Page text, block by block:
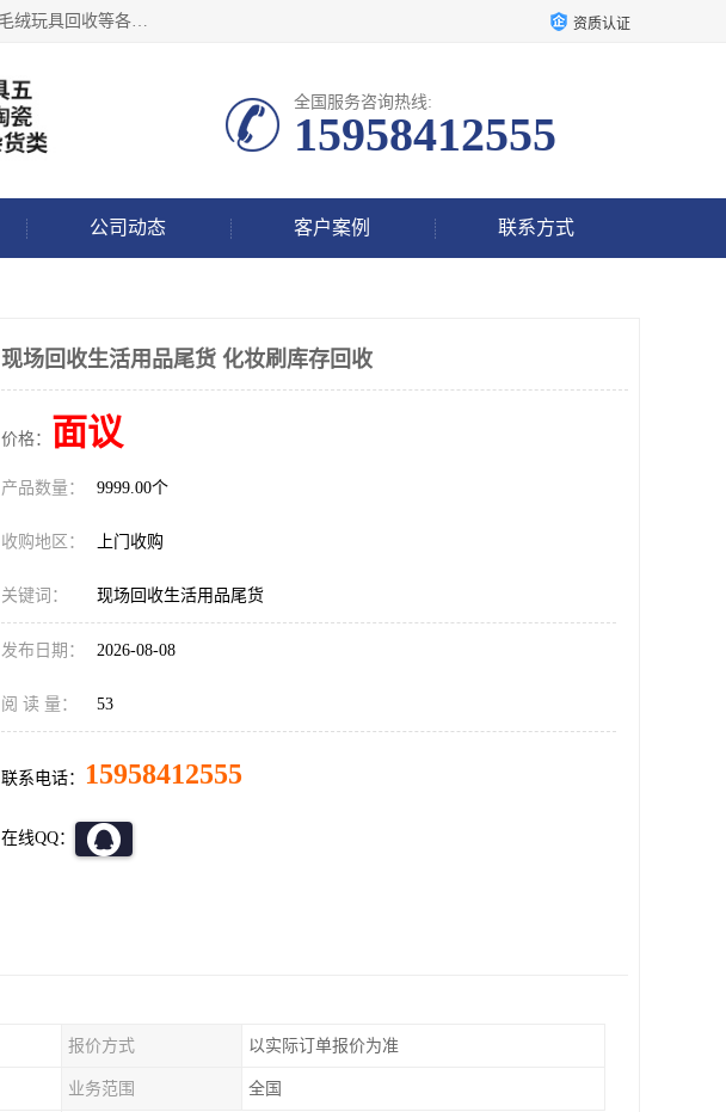
义乌永峰贸易商行长期从事:义乌库存回收、库存五金工具回收、库存杯子回收、尾货处理、尾货回收、库存毛绒玩具回收等各类产品库存回收，我们一直秉承：“，专业收购，价格从优，互惠互利，现金交易，价格公道”七大原则。欢迎有库存处理的老板来电洽谈! 资质认证
全国服务咨询热线:
15958412555
公司动态 客户案例 联系方式
现场回收生活用品尾货 化妆刷库存回收
价格： 面议
产品数量： 9999.00个
收购地区： 上门收购
关键词： 现场回收生活用品尾货
发布日期： 2026-08-08
阅 读 量： 53
联系电话： 15958412555
在线QQ：
报价方式 以实际订单报价为准
业务范围 全国